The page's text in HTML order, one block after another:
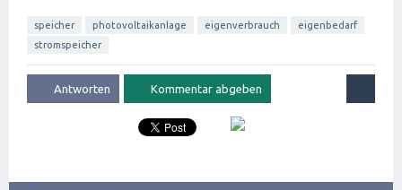
speicher photovoltaikanlage eigenverbrauch
eigenbedarf
stromspeicher